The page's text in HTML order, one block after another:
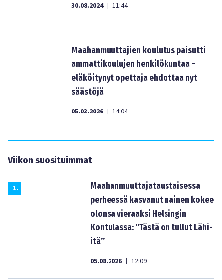
30.08.2024 | 11:44
Maahanmuuttajien koulutus paisutti
ammattikoulujen henkilökuntaa –
eläköitynyt opettaja ehdottaa nyt
säästöjä
05.03.2026 | 14:04
Viikon suosituimmat
1.
Maahanmuuttajataustaisessa
perheessä kasvanut nainen kokee
olonsa vieraaksi Helsingin
Kontulassa: ”Tästä on tullut Lähi-
itä”
05.08.2026 | 12:09